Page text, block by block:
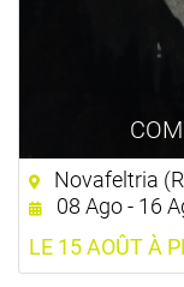
Novafeltria
08 Ago - 16
LE 15 AOÛT À